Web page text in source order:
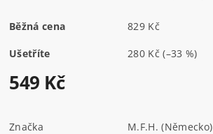
Běžná cena 829 Kč
Ušetříte 280 Kč(–33 %)
549 Kč
Značka
M.F.H. (Německo)